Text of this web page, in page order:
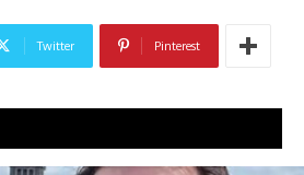
Twitter Pinterest